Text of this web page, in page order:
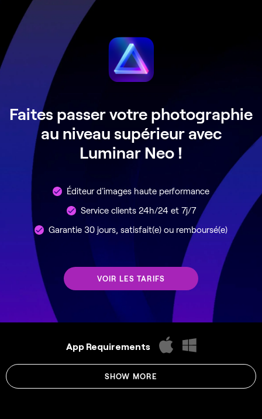
Faites passer votre photographie
au niveau supérieur avec
Luminar Neo !
Éditeur d'images haute performance
Service clients 24h/24 et 7j/7
Garantie 30 jours, satisfait(e) ou remboursé(e)
VOIR LES TARIFS
App Requirements
SHOW MORE